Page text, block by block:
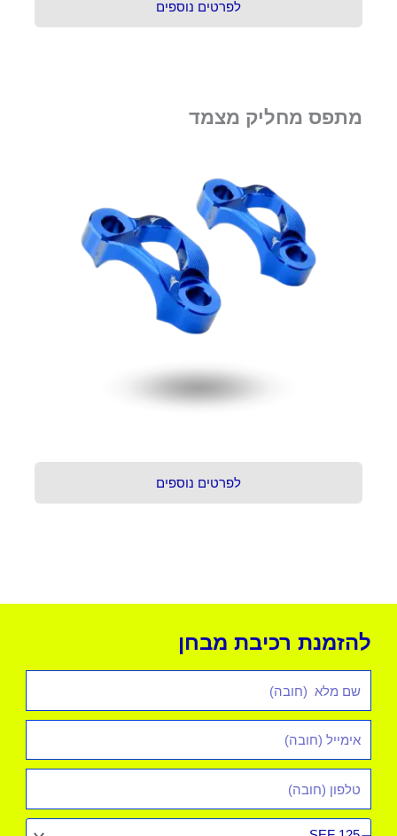
לפרטים נוספים
מתפס מחליק מצמד
לפרטים נוספים
להזמנת רכיבת מבחן
מלא